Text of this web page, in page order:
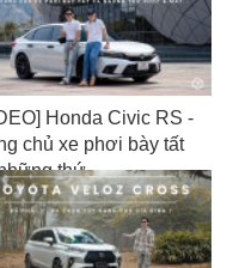
Honda Civic RS -
chủ xe phơi bày tất
thứ
MẤT...